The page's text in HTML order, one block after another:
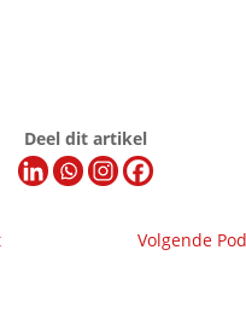
Deel dit artikel
Volgende